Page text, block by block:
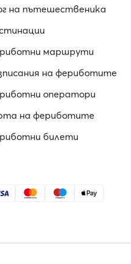
на пътешественика
маршрути
на фериботите
оператори
на фериботите
билети